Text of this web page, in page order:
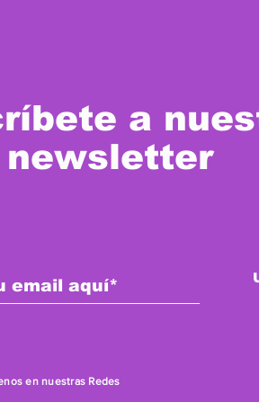
a
newsletter
en nuestras Redes